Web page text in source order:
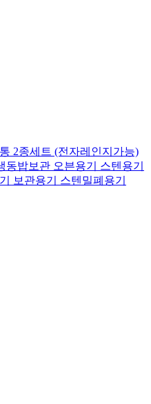
2종세트 (전자레인지가능)
동밥보관 오븐용기 스텐용기
보관용기 스텐밀폐용기